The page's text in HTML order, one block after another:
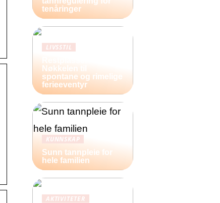
tenåringer
LIVSSTIL
Nøkkelen til
spontane og rimelige
ferieeventyr
KUNNSKAP
Sunn tannpleie for
hele familien
AKTIVITETER